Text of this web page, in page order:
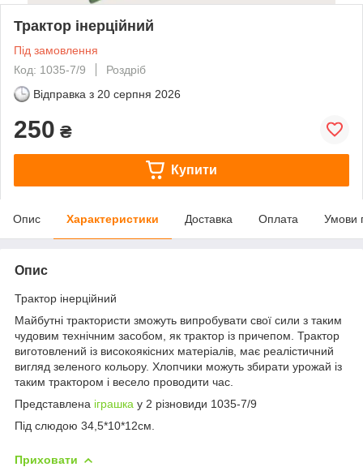
Трактор інерційний
Під замовлення
Код: 1035-7/9
Роздріб
Відправка з 20 серпня 2026
250 ₴
Купити
Опис Характеристики Доставка Оплата Умови
Опис
Трактор інерційний
Майбутні трактористи зможуть випробувати свої сили з таким
чудовим технічним засобом, як трактор із причепом. Трактор
виготовлений із високоякісних матеріалів, має реалістичний
вигляд зеленого кольору. Хлопчики можуть збирати урожай із
таким трактором і весело проводити час.
Представлена іграшка у 2 різновиди 1035-7/9
Під слюдою 34,5*10*12см.
Приховати